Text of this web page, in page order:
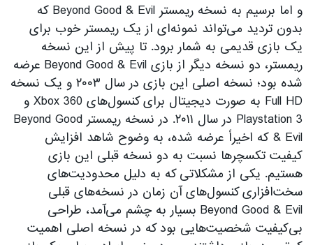
و اما برسیم به نسخه ریمستر Beyond Good & Evil که
بدون تردید می‌تواند نمونه‌ای از یک ریمستر خوب برای
یک بازی قدیمی به شمار برود. تا پیش از این نسخه
ریمستر، دو نسخه دیگر از بازی Beyond Good & Evil عرضه
شده بود؛ نسخه اصلی این بازی در سال ۲۰۰۳ و یک نسخه
Full HD به صورت دیجیتال برای کنسول‌های Xbox 360 و
Playstation 3 در سال ۲۰۱۱. در نسخه ریمستر Beyond Good
& Evil که اخیراً عرضه شده، به وضوح شاهد افزایش
کیفیت تکسچرها نسبت به دو نسخه قبلی این بازی
هستیم. یکی از مشکلاتی که به دلیل محدودیت‌های
سخت‌افزاری کنسول‌های آن زمان در نسخه‌های قبلی
Beyond Good & Evil بسیار به چشم می‌آمد، طراحی
بی‌کیفیت شخصیت‌هایی بود که در نسخه اصلی اهمیت